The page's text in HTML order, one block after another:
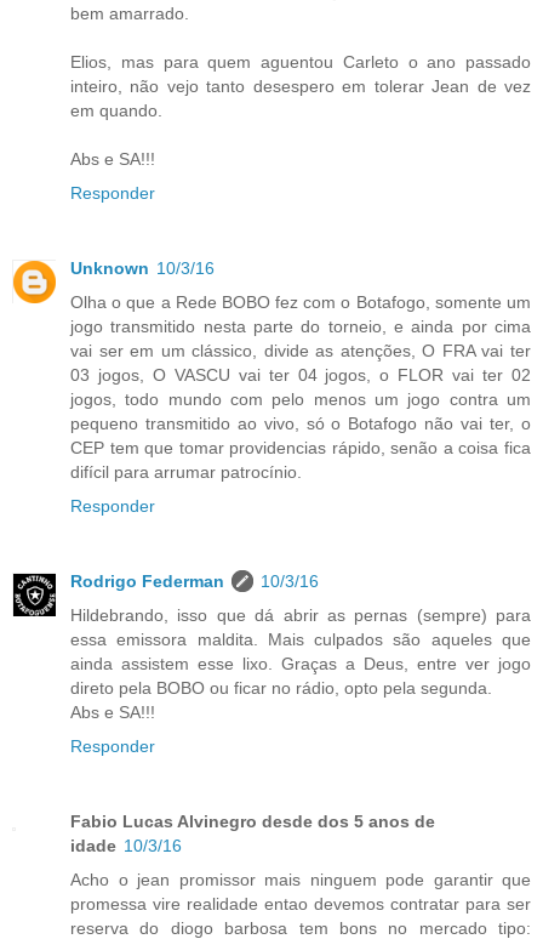
bem amarrado.
Elios, mas para quem aguentou Carleto o ano passado
inteiro, não vejo tanto desespero em tolerar Jean de vez
em quando.
Abs e SA!!!
Responder
Unknown 10/3/16
Olha o que a Rede BOBO fez com o Botafogo, somente um
jogo transmitido nesta parte do torneio, e ainda por cima
vai ser em um clássico, divide as atenções, O FRA vai ter
03 jogos, O VASCU vai ter 04 jogos, o FLOR vai ter 02
jogos, todo mundo com pelo menos um jogo contra um
pequeno transmitido ao vivo, só o Botafogo não vai ter, o
CEP tem que tomar providencias rápido, senão a coisa fica
difícil para arrumar patrocínio.
Responder
Rodrigo Federman
10/3/16
Hildebrando, isso que dá abrir as pernas (sempre) para
essa emissora maldita. Mais culpados são aqueles que
ainda assistem esse lixo. Graças a Deus, entre ver jogo
direto pela BOBO ou ficar no rádio, opto pela segunda.
Abs e SA!!!
Responder
Fabio Lucas Alvinegro desde dos 5 anos de
idade 10/3/16
Acho o jean promissor mais ninguem pode garantir que
promessa vire realidade entao devemos contratar para ser
reserva do diogo barbosa tem bons no mercado tipo: